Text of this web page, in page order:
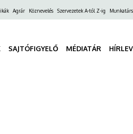
Agrár Köznevelés Szervezetek A-tól Z-ig
SAJTÓFIGYELŐ MÉDIATÁR